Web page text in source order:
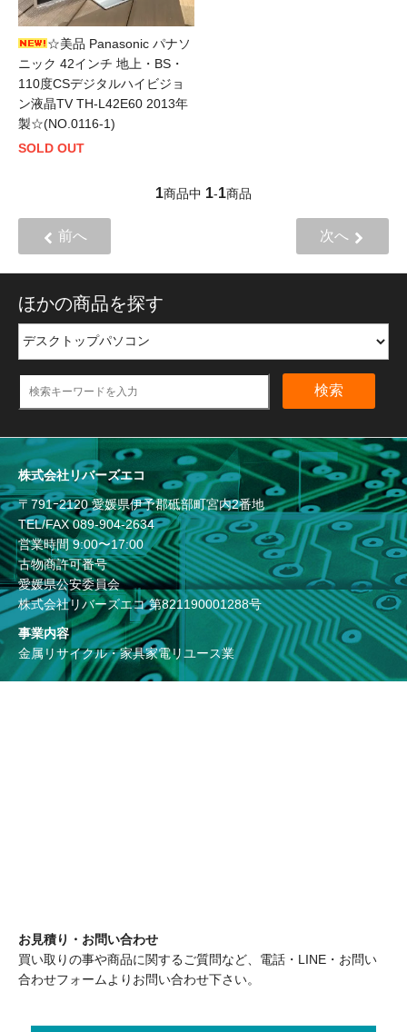
☆美品 Panasonic パナソ
ニック 42インチ 地上・BS・
110度CSデジタルハイビジョ
ン液晶TV TH-L42E60 2013年
製☆(NO.0116-1)
SOLD OUT
1商品中 1-1商品
前へ 次へ
ほかの商品を探す
検索
株式会社リバーズエコ
〒791ｰ2120 愛媛県伊予郡砥部町宮内2番地
TEL/FAX089-904-2634
営業時間 9:00〜17:00
古物商許可番号
愛媛県公安委員会
株式会社リバーズエコ 第821190001288号
事業内容
金属リサイクル・家具家電リユース業
お見積り・お問い合わせ
買い取りの事や商品に関するご質問など、電話・LINE・お問い
合わせフォームよりお問い合わせ下さい。